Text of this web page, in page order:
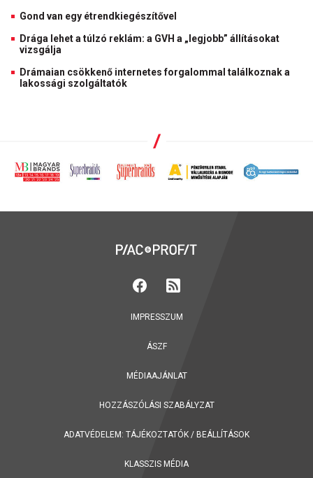
Gond van egy étrendkiegészítővel
Drága lehet a túlzó reklám: a GVH a „legjobb” állításokat
vizsgálja
Drámaian csökkenő internetes forgalommal találkoznak a
lakossági szolgáltatók
IMPRESSZUM
ÁSZF
MÉDIAAJÁNLAT
HOZZÁSZÓLÁSI SZABÁLYZAT
ADATVÉDELEM: TÁJÉKOZTATÓK / BEÁLLÍTÁSOK
KLASSZIS MÉDIA